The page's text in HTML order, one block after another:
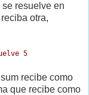
resuelve en
otra,
5
recibe como
que recibe como